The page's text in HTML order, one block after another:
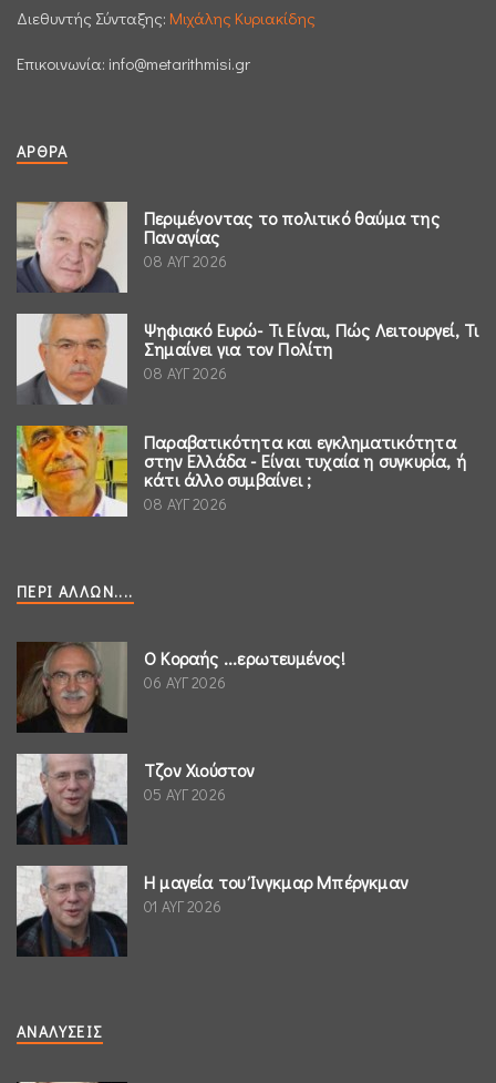
Διεθυντής Σύνταξης: Μιχάλης Κυριακίδης
Επικοινωνία: info@metarithmisi.gr
ΆΡΘΡΑ
Περιμένοντας το πολιτικό θαύμα της
Παναγίας
08 ΑΥΓ 2026
Ψηφιακό Ευρώ- Τι Είναι, Πώς Λειτουργεί, Τι
Σημαίνει για τον Πολίτη
08 ΑΥΓ 2026
Παραβατικότητα και εγκληματικότητα
στην Ελλάδα - Είναι τυχαία η συγκυρία, ή
κάτι άλλο συμβαίνει ;
08 ΑΥΓ 2026
ΠΕΡΊ ΆΛΛΩΝ....
Ο Κοραής ...ερωτευμένος!
06 ΑΥΓ 2026
Τζον Χιούστον
05 ΑΥΓ 2026
Η μαγεία του Ίνγκμαρ Μπέργκμαν
01 ΑΥΓ 2026
ΑΝΑΛΎΣΕΙΣ